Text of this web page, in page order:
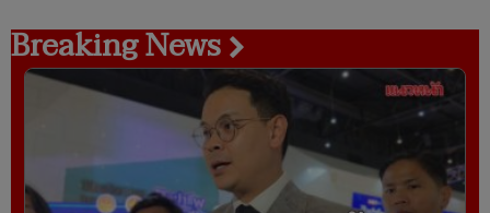
Breaking News